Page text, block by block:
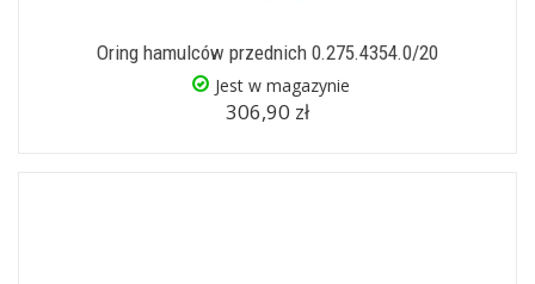
Oring hamulców przednich 0.275.4354.0/20
Jest w magazynie
306,90 zł